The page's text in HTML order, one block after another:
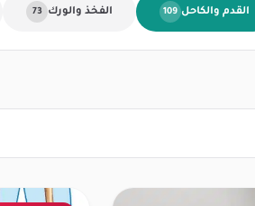
القدم والكاحل 109 الفخذ والورك 73